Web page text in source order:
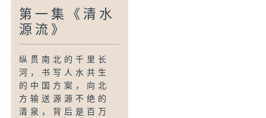
第一集《清水
源流》
纵贯南北的千里长
河，书写人水共生
的中国方案，向北
方输送源源不绝的
清泉，背后是百万